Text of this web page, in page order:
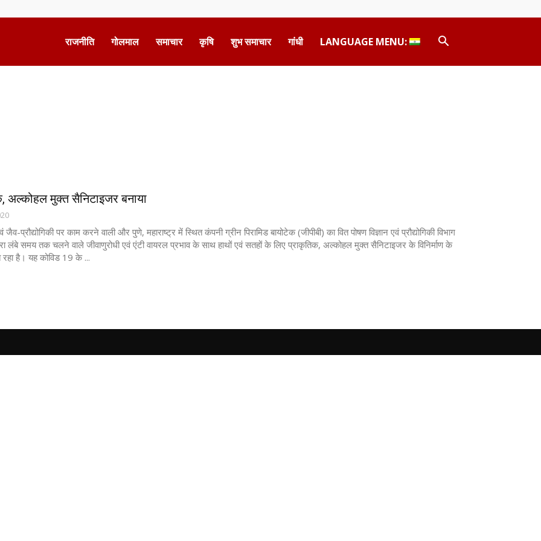
राजनीति गोलमाल समाचार कृषि शुभ समाचार गांधी LANGUAGE MENU:
अल्कोहल मुक्त सैनिटाइजर बनाया
जैव-प्रौद्योगिकी पर काम करने वाली और पुणे, महाराष्ट्र में स्थित कंपनी ग्रीन पिरामिड बायोटेक (जीपीबी) का वित पोषण विज्ञान एवं प्रौद्योगिकी विभाग
लंबे समय तक चलने वाले जीवाणुरोधी एवं एंटी वायरल प्रभाव के साथ हाथों एवं सतहों के लिए प्राकृतिक, अल्कोहल मुक्त सैनिटाइजर के विनिर्माण के
रहा है। यह कोविड 19 के ...